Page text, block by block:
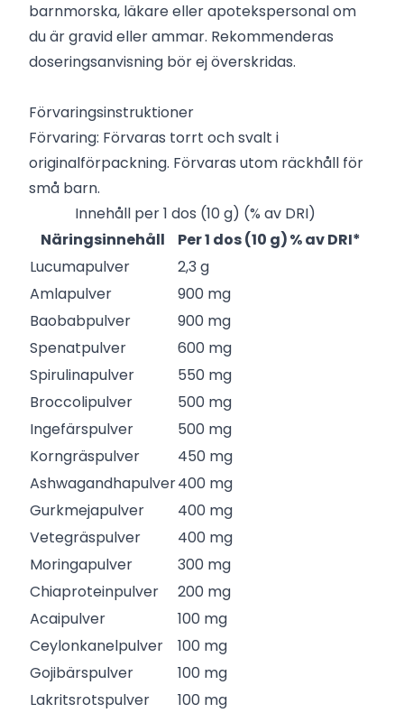
barnmorska, läkare eller apotekspersonal om
du är gravid eller ammar. Rekommenderas
doseringsanvisning bör ej överskridas.
Förvaringsinstruktioner
Förvaring: Förvaras torrt och svalt i
originalförpackning. Förvaras utom räckhåll för
små barn.
Innehåll per 1 dos (10 g) (% av DRI)
Näringsinnehåll
Per 1 dos (10 g)% av DRI*
Lucumapulver
2,3 g
Amlapulver
900 mg
Baobabpulver
900 mg
Spenatpulver
600 mg
Spirulinapulver
550 mg
Broccolipulver
500 mg
Ingefärspulver
500 mg
Korngräspulver
450 mg
Ashwagandhapulver400 mg
Gurkmejapulver
400 mg
Vetegräspulver
400 mg
Moringapulver
300 mg
Chiaproteinpulver
200 mg
Acaipulver
100 mg
Ceylonkanelpulver
100 mg
Gojibärspulver
100 mg
Lakritsrotspulver
100 mg